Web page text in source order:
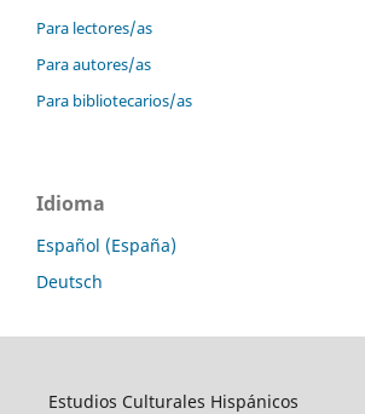
Para lectores/as
Para autores/as
Para bibliotecarios/as
Idioma
Español (España)
Deutsch
Estudios Culturales Hispánicos